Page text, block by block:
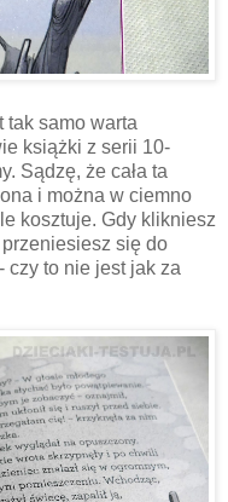
tak samo warta
książki z serii 10-
Sądzę, że cała ta
i można w ciemno
kosztuje. Gdy klikniesz
się do
czy to nie jest jak za